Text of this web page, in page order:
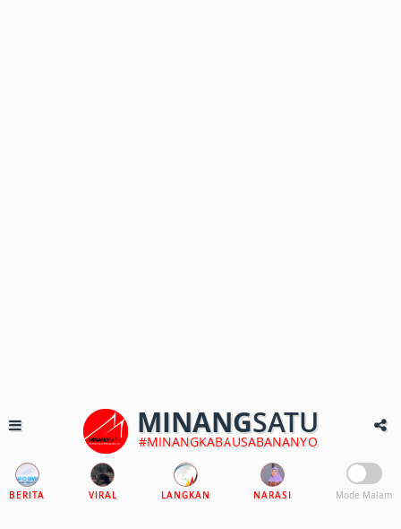
MINANGSATU
#MINANGKABAUSABANANYO
BERITA VIRAL LANGKAN NARASI Mode Malam